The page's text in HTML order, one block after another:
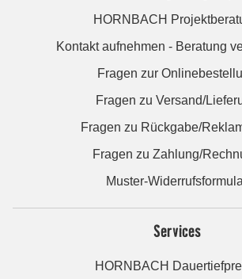
HORNBACH
Kontakt aufnehmen - Beratung
Fragen zur
Fragen zu Versand/
Fragen zu Rückgabe/
Fragen zu Zahlung/
Muster-
Services
HORNBACH